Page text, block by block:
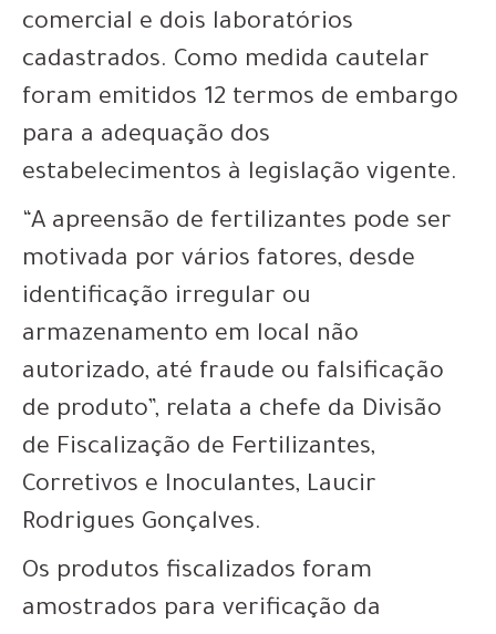
comercial e dois laboratórios
cadastrados. Como medida cautelar
foram emitidos 12 termos de embargo
para a adequação dos
estabelecimentos à legislação vigente.
“A apreensão de fertilizantes pode ser
motivada por vários fatores, desde
identificação irregular ou
armazenamento em local não
autorizado, até fraude ou falsificação
de produto”, relata a chefe da Divisão
de Fiscalização de Fertilizantes,
Corretivos e Inoculantes, Laucir
Rodrigues Gonçalves.
Os produtos fiscalizados foram
amostrados para verificação da